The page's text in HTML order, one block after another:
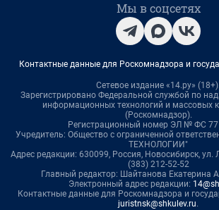
Мы в соцсетях
Контактные данные для Роскомнадзора и
Сетевое издание «14.ру» (18+).
Зарегистрировано Федеральной службой по
информационных технологий и массовых
(Роскомнадзор).
Регистрационный номер ЭЛ № ФС 77
Учредитель: Общество с ограниченной
ТЕХНОЛОГИИ"
Адрес редакции: 630099, Россия, Новосибирск, ул.
(383) 212-52-52
Главный редактор: Шайтанова Екатерина
Электронный адрес редакции:
Контактные данные для Роскомнадзора и
juristnsk@shkulev.ru.